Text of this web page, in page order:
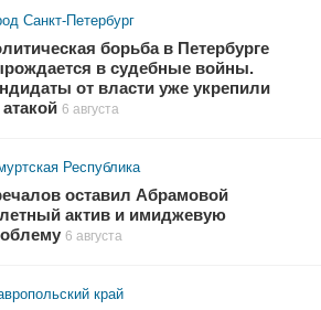
Санкт-Петербург
борьба в Петербурге
в судебные войны.
от власти уже укрепили
6 августа
Республика
оставил Абрамовой
актив и имиджевую
6 августа
край